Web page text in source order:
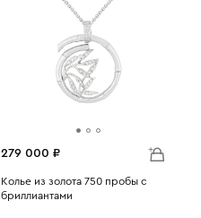
279 000 ₽
Колье из золота 750 пробы с
бриллиантами